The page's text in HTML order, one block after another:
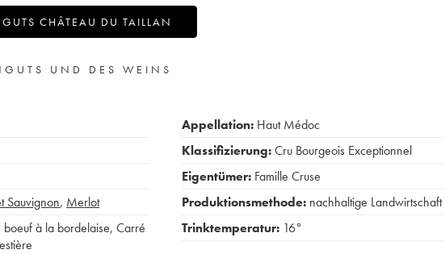
CHÂTEAU DU TAILLAN
UND DES WEINS
Sauvignon, Merlot
boeuf à la bordelaise, Carré
Appellation: Haut Médoc
Klassifizierung:Cru Bourgeois Exceptionnel
Eigentümer: Famille Cruse
Produktionsmethode: nachhaltige Landwirtschaft
Trinktemperatur: 16°